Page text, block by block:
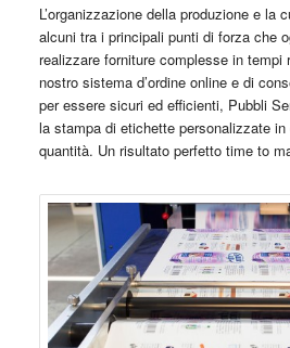
L’organizzazione della produzione e la
alcuni tra i principali punti di forza che
realizzare forniture complesse in tempi
nostro sistema d’ordine online e di
per essere sicuri ed efficienti, Pubbli
la stampa di etichette personalizzate
quantità. Un risultato perfetto time to